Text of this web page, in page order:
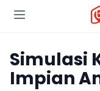
Simulasi
Impian